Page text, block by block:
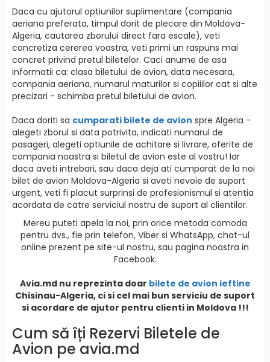
Daca cu ajutorul optiunilor suplimentare (compania
aeriana preferata, timpul dorit de plecare din Moldova-
Algeria, cautarea zborului direct fara escale), veti
concretiza cererea voastra, veti primi un raspuns mai
concret privind pretul biletelor. Caci anume de asa
informatii ca: clasa biletului de avion, data necesara,
compania aeriana, numarul maturilor si copiiilor cat si alte
precizari - schimba pretul biletului de avion.
Daca doriti sa cumparati bilete de avion spre Algeria -
alegeti zborul si data potrivita, indicati numarul de
pasageri, alegeti optiunile de achitare si livrare, oferite de
compania noastra si biletul de avion este al vostru! Iar
daca aveti intrebari, sau daca deja ati cumparat de la noi
bilet de avion Moldova-Algeria si aveti nevoie de suport
urgent, veti fi placut surprinsi de profesionismul si atentia
acordata de catre serviciul nostru de suport al clientilor.
Mereu puteti apela la noi, prin orice metoda comoda
pentru dvs., fie prin telefon, Viber si WhatsApp, chat-ul
online prezent pe site-ul nostru, sau pagina noastra in
Facebook.
Avia.md nu reprezinta doar bilete de avion ieftine
Chisinau-Algeria, ci si cel mai bun serviciu de suport
si acordare de ajutor pentru clienti in Moldova !!!
Cum să îți Rezervi Biletele de
Avion pe avia.md